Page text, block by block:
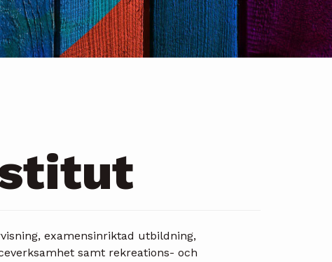
examensinriktad utbildning,
samt rekreations- och